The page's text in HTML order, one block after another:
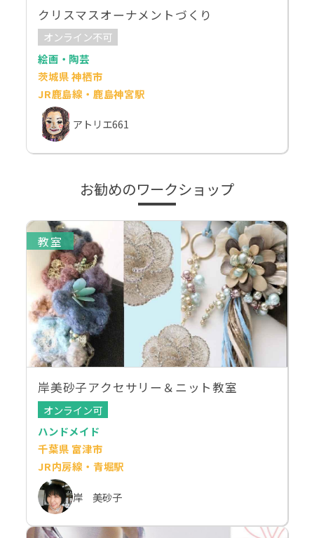
クリスマスオーナメントづくり
オンライン不可
絵画・陶芸
茨城県 神栖市
JR鹿島線・鹿島神宮駅
アトリエ661
お勧めのワークショップ
教室
岸美砂子アクセサリー＆ニット教室
オンライン可
ハンドメイド
千葉県 富津市
JR内房線・青堀駅
岸 美砂子